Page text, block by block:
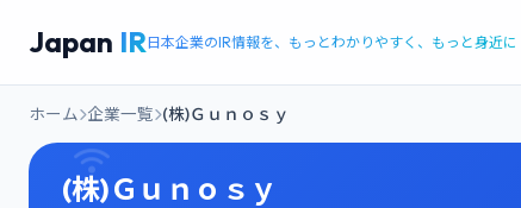
Japan IR日本企業のIR情報を、もっとわかりやすく、もっと身近に
ホーム 企業一覧 (株)Ｇｕｎｏｓｙ
(株)Ｇｕｎｏｓｙ